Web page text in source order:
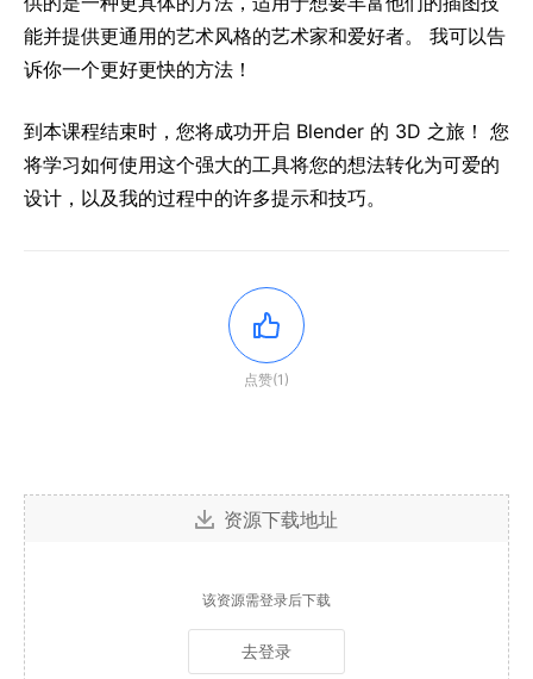
能并提供更通用的艺术风格的艺术家和爱好者。 我可以告
诉你一个更好更快的方法！
到本课程结束时，您将成功开启 Blender 的 3D 之旅！ 您
将学习如何使用这个强大的工具将您的想法转化为可爱的
设计，以及我的过程中的许多提示和技巧。
点赞(1)
资源下载地址
该资源需登录后下载
去登录